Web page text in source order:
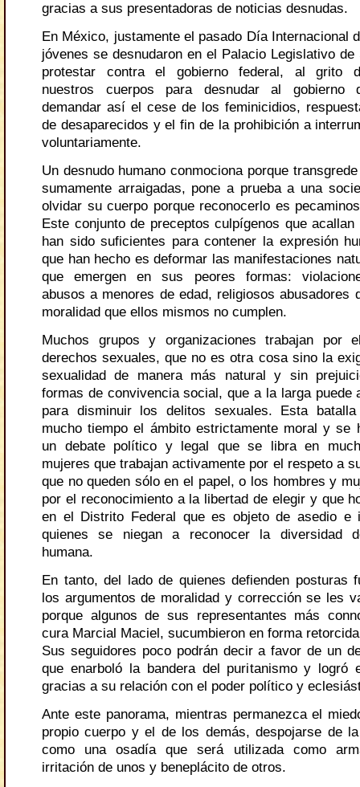
gracias a sus presentadoras de noticias desnudas.
En México, justamente el pasado Día Internacional
jóvenes se desnudaron en el Palacio Legislativo de
protestar contra el gobierno federal, al grito
nuestros cuerpos para desnudar al gobierno
demandar así el cese de los feminicidios,
de desaparecidos y el fin de la prohibición a
voluntariamente.
Un desnudo humano conmociona porque
sumamente arraigadas, pone a prueba a una
olvidar su cuerpo porque reconocerlo es
Este conjunto de preceptos culpígenos que
han sido suficientes para contener la expresión
que han hecho es deformar las manifestaciones
que emergen en sus peores formas:
abusos a menores de edad, religiosos abusadores
moralidad que ellos mismos no cumplen.
Muchos grupos y organizaciones trabajan por
derechos sexuales, que no es otra cosa sino la
sexualidad de manera más natural y sin
formas de convivencia social, que a la larga puede
para disminuir los delitos sexuales. Esta batalla
mucho tiempo el ámbito estrictamente moral y se
un debate político y legal que se libra en
mujeres que trabajan activamente por el respeto a
que no queden sólo en el papel, o los hombres y
por el reconocimiento a la libertad de elegir y que
en el Distrito Federal que es objeto de asedio e
quienes se niegan a reconocer la diversidad
humana.
En tanto, del lado de quienes defienden posturas
los argumentos de moralidad y corrección se les
porque algunos de sus representantes más
cura Marcial Maciel, sucumbieron en forma
Sus seguidores poco podrán decir a favor de un
que enarboló la bandera del puritanismo y logró
gracias a su relación con el poder político y
Ante este panorama, mientras permanezca el
propio cuerpo y el de los demás, despojarse de
como una osadía que será utilizada como
irritación de unos y beneplácito de otros.